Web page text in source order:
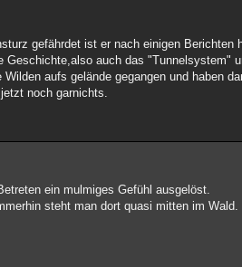
gefährdet ist er nach einigen
auch das "Tunnelsystem"
aufs gelände gegangen und haben
noch garnichts.
ein mulmiges Gefühl ausgelöst.
steht man dort quasi mitten im Wald.